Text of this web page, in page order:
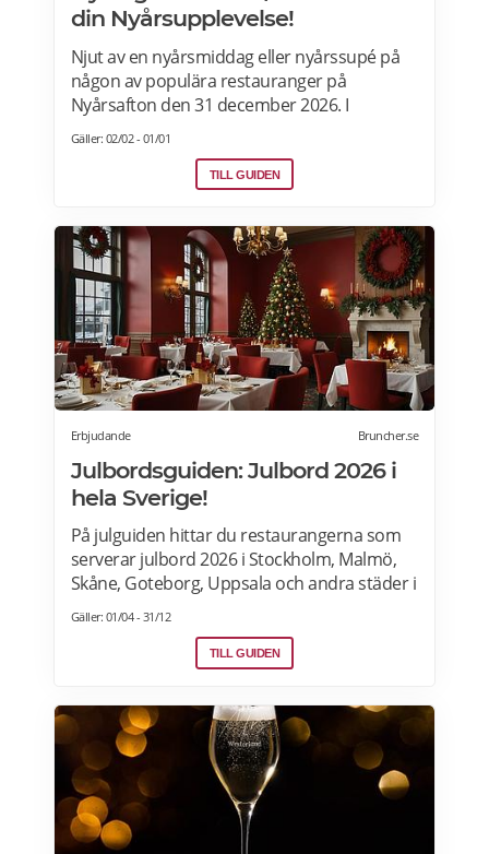
din Nyårsupplevelse!
Njut av en nyårsmiddag eller nyårssupé på
någon av populära restauranger på
Nyårsafton den 31 december 2026. I
Bruncher.se-nyårsguiden tipsar vi om
restauranger, hotell, nyårsfester och
firanden i hela Sverige.
Gäller: 02/02 - 01/01
TILL GUIDEN
Erbjudande Bruncher.se
Julbordsguiden: Julbord 2026 i
hela Sverige!
På julguiden hittar du restaurangerna som
serverar julbord 2026 i Stockholm, Malmö,
Skåne, Goteborg, Uppsala och andra städer i
Sverige. Hitta aktuella julshow och
underhållning samt julbordpaket med
övernattning på hotell, slott eller herrgård.
julfrukost, julkasse eller julcatering för
avhämtning, finns det också många
erbjudanden för dig. Läs mer om Julbord
2026 här.
Gäller: 01/04 - 31/12
TILL GUIDEN